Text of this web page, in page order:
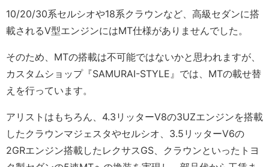
10/20/30系セルシオや18系クラウンなど、高級セダンに搭
載されるV型エンジンにはMT仕様がありませんでした。
そのため、MTの搭載は不可能ではないかと思われますが、
カスタムショップ『SAMURAI-STYLE』では、MTの載せ替
えを行っています。
アリストはもちろん、4.3リッターV8の3UZエンジンを搭載
したクラウンマジェスタやセルシオ、3.5リッターV6の
2GRエンジン搭載したレクサスGS、クラウンといったトヨ